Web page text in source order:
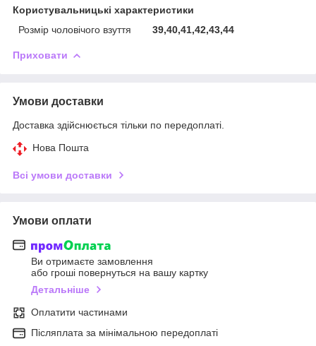
Користувальницькі характеристики
Розмір чоловічого взуття
39,40,41,42,43,44
Приховати
Умови доставки
Доставка здійснюється тільки по передоплаті.
Нова Пошта
Всі умови доставки
Умови оплати
Ви отримаєте замовлення
або гроші повернуться на вашу картку
Детальніше
Оплатити частинами
Післяплата за мінімальною передоплаті